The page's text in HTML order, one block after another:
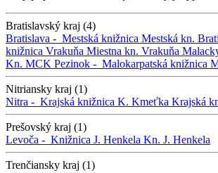
Bratislavský kraj (4)
Bratislava - Mestská knižnica Mestská kn.
knižnica Vrakuňa Miestna kn. Vrakuňa
Kn. MCK Pezinok - Malokarpatská knižnica
Nitriansky kraj (1)
Nitra - Krajská knižnica K. Kmeťka Krajská
Prešovský kraj (1)
Levoča - Knižnica J. Henkela Kn. J. Henkela
Trenčiansky kraj (1)